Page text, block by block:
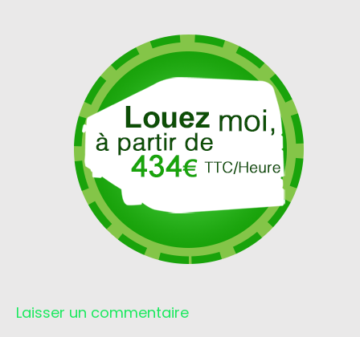
Laisser un commentaire